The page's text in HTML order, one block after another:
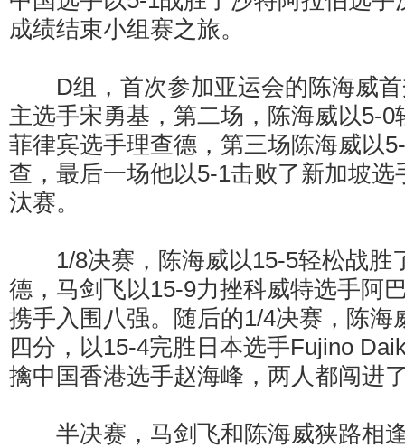
成绩结束小组赛之旅。
D组，首次参加亚运会的陈海威首
主选手宋勇基，第二场，陈海威以5-0
菲律宾选手理查德，第三场陈海威以
查，最后一场他以5-1击败了新加坡选
汰赛。
1/8决赛，陈海威以15-5轻松战胜
德，马剑飞以15-9力挫科威特选手阿
携手入围八强。随后的1/4决赛，陈海
四分，以15-4完胜日本选手Fujino
擒中国香港选手赵海峰，两人都闯进
半决赛，马剑飞和陈海威狭路相